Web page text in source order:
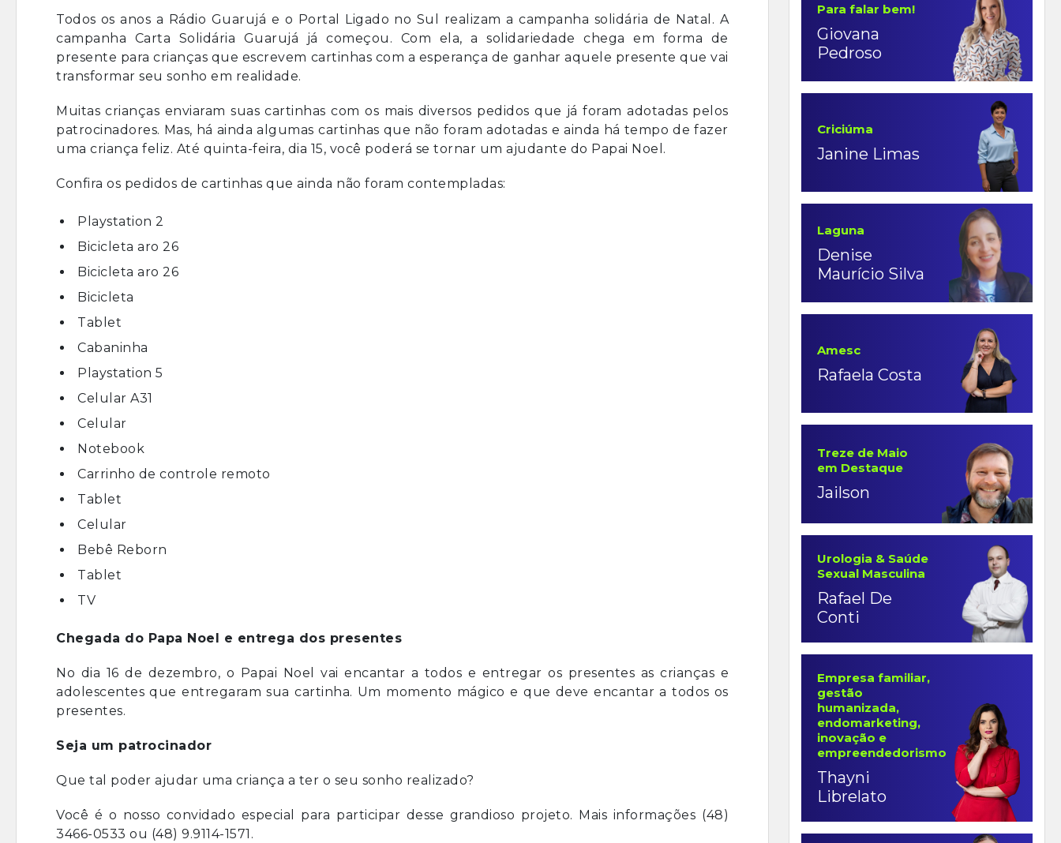
Todos os anos a Rádio Guarujá e o Portal Ligado no Sul realizam a campanha solidária de Natal. A
campanha Carta Solidária Guarujá já começou. Com ela, a solidariedade chega em forma de
presente para crianças que escrevem cartinhas com a esperança de ganhar aquele presente que vai
transformar seu sonho em realidade.
Muitas crianças enviaram suas cartinhas com os mais diversos pedidos que já foram adotadas pelos
patrocinadores. Mas, há ainda algumas cartinhas que não foram adotadas e ainda há tempo de fazer
uma criança feliz. Até quinta-feira, dia 15, você poderá se tornar um ajudante do Papai Noel.
Confira os pedidos de cartinhas que ainda não foram contempladas:
Playstation 2
Bicicleta aro 26
Bicicleta aro 26
Bicicleta
Tablet
Cabaninha
Playstation 5
Celular A31
Celular
Notebook
Carrinho de controle remoto
Tablet
Celular
Bebê Reborn
Tablet
TV
Chegada do Papa Noel e entrega dos presentes
No dia 16 de dezembro, o Papai Noel vai encantar a todos e entregar os presentes as crianças e
adolescentes que entregaram sua cartinha. Um momento mágico e que deve encantar a todos os
presentes.
Seja um patrocinador
Que tal poder ajudar uma criança a ter o seu sonho realizado?
Você é o nosso convidado especial para participar desse grandioso projeto. Mais informações (48)
3466-0533 ou (48) 9.9114-1571.
Para falar bem!
Giovana
Pedroso
Criciúma
Janine Limas
Laguna
Denise
Maurício Silva
Amesc
Rafaela Costa
Treze de Maio
em Destaque
Jailson
Urologia & Saúde
Sexual Masculina
Rafael De
Conti
Empresa familiar,
gestão
humanizada,
endomarketing,
inovação e
empreendedorismo
Thayni
Librelato